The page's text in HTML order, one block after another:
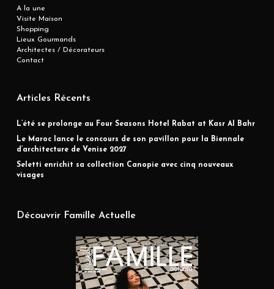
A la une
Visite Maison
Shopping
Lieux Gourmands
Architectes / Décorateurs
Contact
Articles Récents
L’été se prolonge au Four Seasons Hotel Rabat at Kasr Al Bahr
Le Maroc lance le concours de son pavillon pour la Biennale
d’architecture de Venise 2027
Seletti enrichit sa collection Canopie avec cinq nouveaux
visages
Découvrir Famille Actuelle